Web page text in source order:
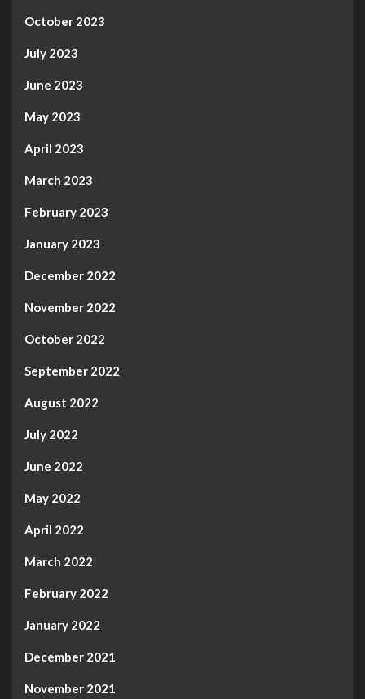
October 2023
July 2023
June 2023
May 2023
April 2023
March 2023
February 2023
January 2023
December 2022
November 2022
October 2022
September 2022
August 2022
July 2022
June 2022
May 2022
April 2022
March 2022
February 2022
January 2022
December 2021
November 2021